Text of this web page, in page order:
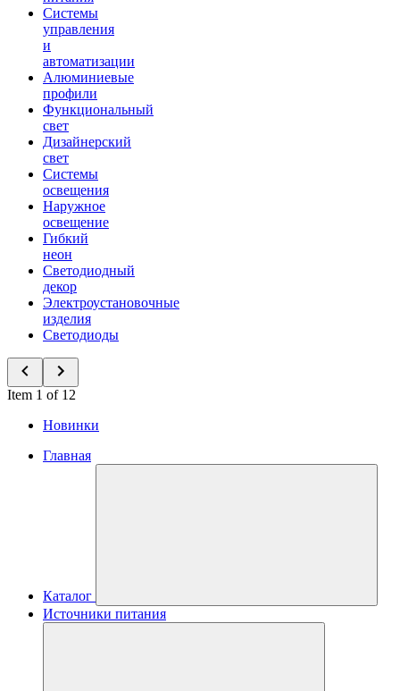
Системы
управления
и
автоматизации
Алюминиевые
профили
Функциональный
свет
Дизайнерский
свет
Системы
освещения
Наружное
освещение
Гибкий
неон
Светодиодный
декор
Электроустановочные
изделия
Светодиоды
Item 1 of 12
Новинки
Главная
Каталог
Источники питания